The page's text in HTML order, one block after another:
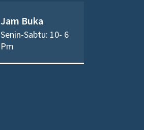
Jam Buka
Senin-Sabtu: 10- 6
Pm